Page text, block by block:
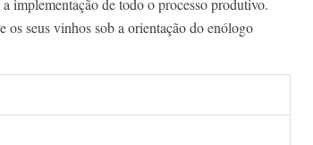
os seus vinhos sob a orientação do enólogo